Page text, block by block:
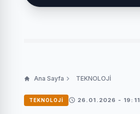
Ana Sayfa TEKNOLOJİ
TEKNOLOJİ 26.01.2026 - 19:11